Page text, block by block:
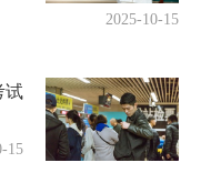
2025-10-15
试
15